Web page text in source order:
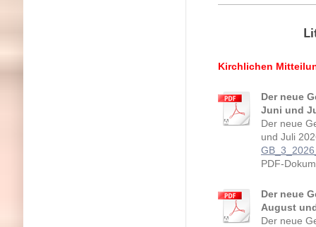
Kirchlichen
Der neue
Juni und
Der neue
und Juli
PDF-
Der neue
August
Der neue